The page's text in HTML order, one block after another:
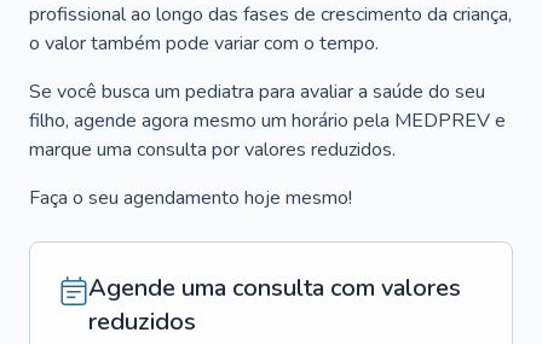
profissional ao longo das fases de crescimento da criança,
o valor também pode variar com o tempo.
Se você busca um pediatra para avaliar a saúde do seu
filho, agende agora mesmo um horário pela MEDPREV e
marque uma consulta por valores reduzidos.
Faça o seu agendamento hoje mesmo!
Agende uma consulta com valores
reduzidos